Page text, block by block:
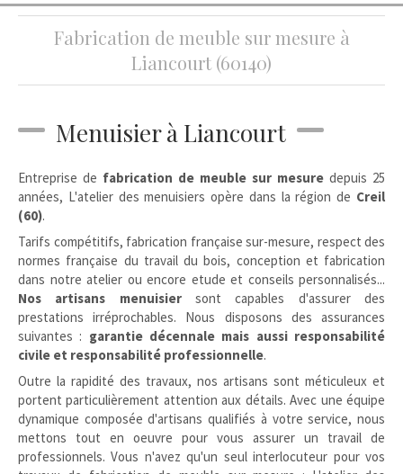
Fabrication de meuble sur mesure à
Liancourt (60140)
Menuisier à Liancourt
Entreprise de fabrication de meuble sur mesure depuis 25
années, L'atelier des menuisiers opère dans la région de Creil
(60).
Tarifs compétitifs, fabrication française sur-mesure, respect des
normes française du travail du bois, conception et fabrication
dans notre atelier ou encore etude et conseils personnalisés...
Nos artisans menuisiersont capables d'assurer des
prestations irréprochables. Nous disposons des assurances
suivantes : garantie décennale mais aussi responsabilité
civile et responsabilité professionnelle.
Outre la rapidité des travaux, nos artisans sont méticuleux et
portent particulièrement attention aux détails. Avec une équipe
dynamique composée d'artisans qualifiés à votre service, nous
mettons tout en oeuvre pour vous assurer un travail de
professionnels. Vous n'avez qu'un seul interlocuteur pour vos